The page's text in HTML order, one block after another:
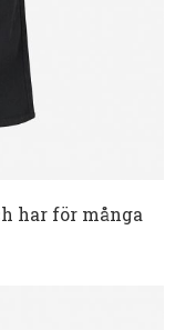
har för många